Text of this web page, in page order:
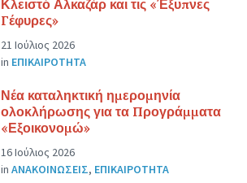
Κλειστό Αλκαζάρ και τις «Έξυπνες
Γέφυρες»
21 Ιούλιος 2026
in ΕΠΙΚΑΙΡΟΤΗΤΑ
Νέα καταληκτική ημερομηνία
ολοκλήρωσης για τα Προγράμματα
«Εξοικονομώ»
16 Ιούλιος 2026
in ΑΝΑΚΟΙΝΩΣΕΙΣ, ΕΠΙΚΑΙΡΟΤΗΤΑ